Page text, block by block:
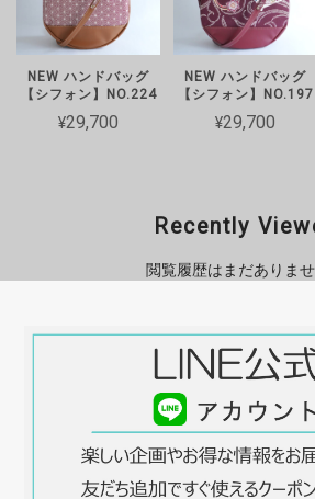
店長のフシイです。
らZIZZのバッグをお
にありがとうござい
つけていただいた第
お迎えいただき、「
カッコいい」「大切
ます」という温かい
ございましたらよろ
す。
ストラップ【ミスト】
NEW ハンドバッグ
【シフォン】NO.224
¥29,700
NEW ハンドバッグ
【シフォン】NO.197
¥29,700
Recently
閲覧履歴はまだありませ